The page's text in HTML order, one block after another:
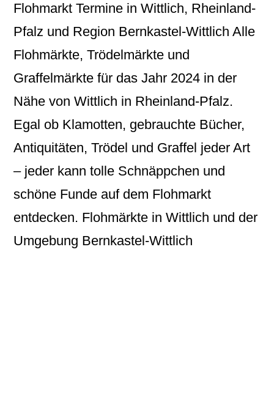
Flohmarkt Termine in Wittlich, Rheinland-
Pfalz und Region Bernkastel-Wittlich Alle
Flohmärkte, Trödelmärkte und
Graffelmärkte für das Jahr 2024 in der
Nähe von Wittlich in Rheinland-Pfalz.
Egal ob Klamotten, gebrauchte Bücher,
Antiquitäten, Trödel und Graffel jeder Art
– jeder kann tolle Schnäppchen und
schöne Funde auf dem Flohmarkt
entdecken. Flohmärkte in Wittlich und der
Umgebung Bernkastel-Wittlich